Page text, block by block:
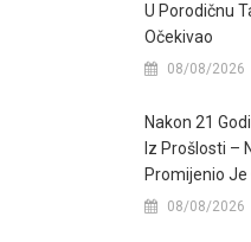
U Porodičnu
Očekivao
08/08/2026
Nakon 21
Iz Prošlosti –
Promijenio Je
08/08/2026